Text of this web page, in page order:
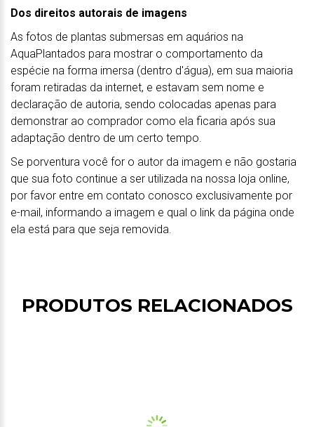
Dos direitos autorais de imagens
As fotos de plantas submersas em aquários na
AquaPlantados para mostrar o comportamento da
espécie na forma imersa (dentro d'água), em sua maioria
foram retiradas da internet, e estavam sem nome e
declaração de autoria, sendo colocadas apenas para
demonstrar ao comprador como ela ficaria após sua
adaptação dentro de um certo tempo.
Se porventura você for o autor da imagem e não gostaria
que sua foto continue a ser utilizada na nossa loja online,
por favor entre em contato conosco exclusivamente por
e-mail, informando a imagem e qual o link da página onde
ela está para que seja removida.
PRODUTOS RELACIONADOS